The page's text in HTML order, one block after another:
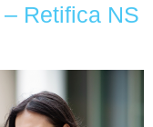
Retifica NS